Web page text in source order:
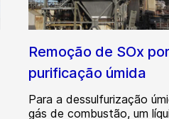
Remoção de SOx por
purificação úmida
Para a dessulfurização
gás de combustão, um